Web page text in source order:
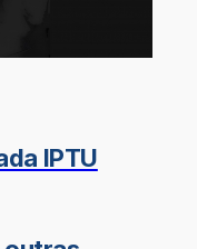
IPTU